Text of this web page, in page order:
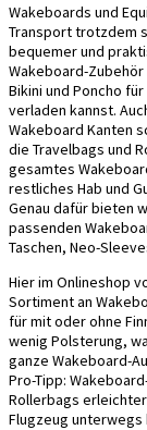
Wakeboards und
Transport trotzdem
bequemer und
Wakeboard-
Bikini und Poncho
verladen kannst.
Wakeboard Kanten
die Travelbags und
gesamtes
restliches Hab und
Genau dafür bieten
passenden
Taschen, Neo-
Hier im Onlineshop
Sortiment an
für mit oder ohne
wenig Polsterung,
ganze Wakeboard-
Pro-Tipp:
Rollerbags
Flugzeug unterwegs